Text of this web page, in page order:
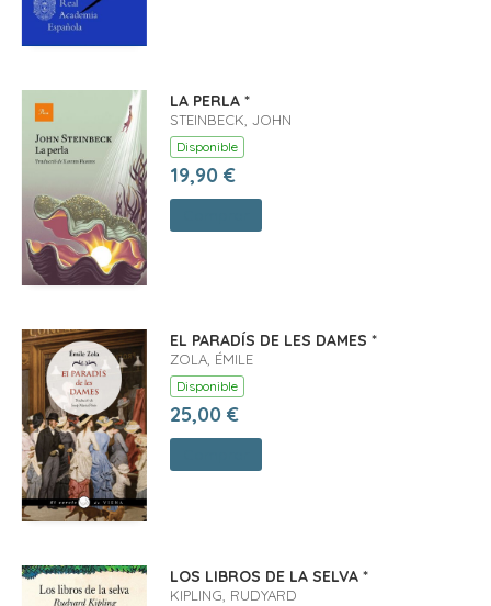
LA PERLA *
STEINBECK, JOHN
Disponible
19,90 €
EL PARADÍS DE LES DAMES *
ZOLA, ÉMILE
Disponible
25,00 €
LOS LIBROS DE LA SELVA *
KIPLING, RUDYARD